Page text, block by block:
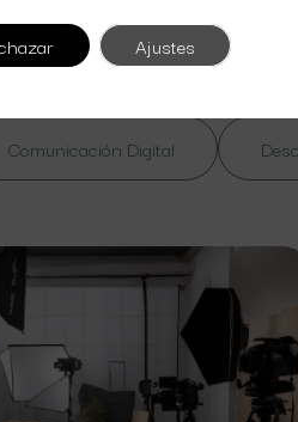
Comunicación Digital
Ajustes